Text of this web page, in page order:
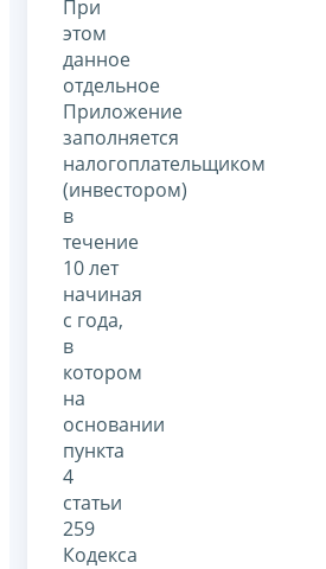
При
этом
данное
отдельное
Приложение
заполняется
налогоплательщиком
(инвестором)
в
течение
10 лет
начиная
с года,
в
котором
на
основании
пункта
4
статьи
259
Кодекса